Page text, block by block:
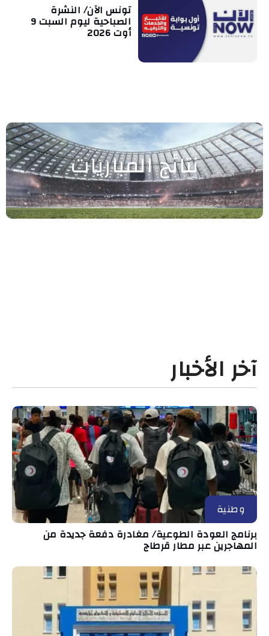
تونس الآن/ النشرة
الصباحية ليوم السبت 9
أوت 2026
نتائج المباريات
آخر الأخبار
وطنية
برنامج العودة الطوعية/ مغادرة دفعة جديدة من
المهاجرين عبر مطار قرطاج